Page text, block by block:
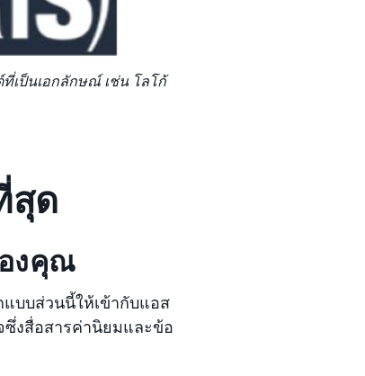
เป็นเอกลักษณ์ เช่น โลโก้
สุด
องคุณ
บบส่วนนี้ให้เข้ากับแอส
งสื่อสารค่านิยมและข้อ